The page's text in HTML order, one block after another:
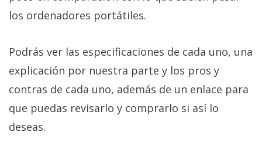
los ordenadores portátiles.
Podrás ver las especificaciones de cada uno, una
explicación por nuestra parte y los pros y
contras de cada uno, además de un enlace para
que puedas revisarlo y comprarlo si así lo
deseas.